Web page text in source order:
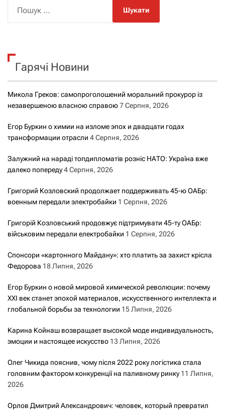
к
Гарячі Новини
Микола Греков: самопроголошений моральний прокурор із
незавершеною власною справою7 Серпня, 2026
Егор Буркин о химии на изломе эпох и двадцати годах
трансформации отрасли 4 Серпня, 2026
Залужний на нараді топдипломатів розніс НАТО: Україна вже
далеко попереду4 Серпня, 2026
Григорий Козловский продолжает поддерживать 45-ю ОАБр:
военным передали электробайки 1 Серпня, 2026
Григорій Козловський продовжує підтримувати 45-ту ОАБр:
військовим передали електробайки 1 Серпня, 2026
Спонсори «картонного Майдану»: хто платить за захист крісла
Федорова 18 Липня, 2026
Егор Буркин о новой мировой химической революции: почему
XXI век станет эпохой материалов, искусственного интеллекта и
глобальной борьбы за технологии 15 Липня, 2026
Карина Койнаш возвращает высокой моде индивидуальность,
эмоции и настоящее искусство 13 Липня, 2026
Олег Чикида пояснив, чому після 2022 року логістика стала
головним фактором конкуренції на паливному ринку 11 Липня,
2026
Орлов Дмитрий Александрович: человек, который превратил